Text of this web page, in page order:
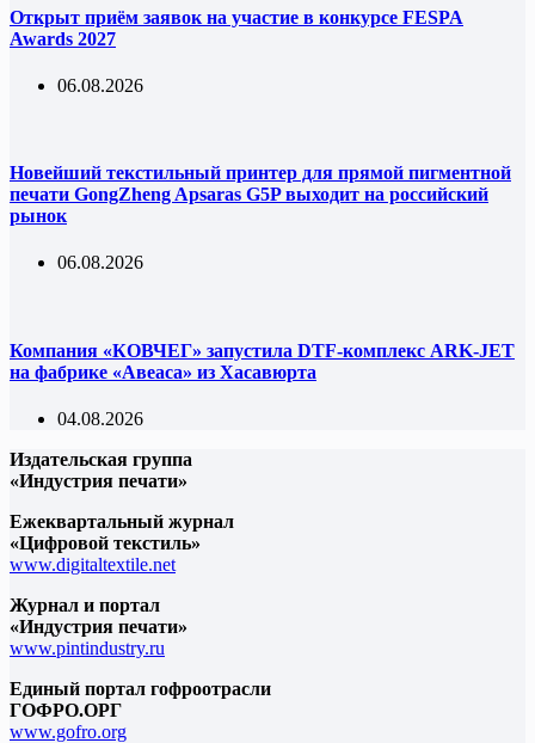
Открыт приём заявок на участие в конкурсе FESPA
Awards 2027
06.08.2026
Новейший текстильный принтер для прямой пигментной
печати GongZheng Apsaras G5P выходит на российский
рынок
06.08.2026
Компания «КОВЧЕГ» запустила DTF-комплекс ARK-JET
на фабрике «Авеаса» из Хасавюрта
04.08.2026
Издательская группа
«Индустрия печати»
Ежеквартальный журнал
«Цифровой текстиль»
www.digitaltextile.net
Журнал и портал
«Индустрия печати»
www.pintindustry.ru
Единый портал гофроотрасли
ГОФРО.ОРГ
www.gofro.org